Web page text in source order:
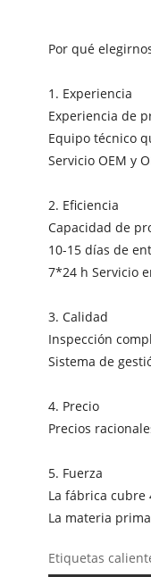
Por qué
1. Experiencia
Experiencia de
Equipo técnico
Servicio OEM y
2. Eficiencia
Capacidad de
10-15 días de
7*24 h Servicio
3. Calidad
Inspección
Sistema de
4. Precio
Precios
5. Fuerza
La fábrica cubre
La materia
Etiquetas